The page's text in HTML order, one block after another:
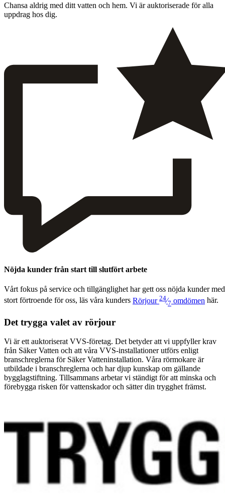
Chansa aldrig med ditt vat­ten och hem. Vi är auk­toris­er­ade för alla
upp­drag hos dig.
Nöjda kunder från start till slutfört arbete
Vårt fokus på ser­vice och till­gäng­lighet har gett oss nöj­da kun­der med
stort förtroende för oss, läs våra kun­ders Rör­jour 24⁄7 omdö­men här.
Det trygga valet av rörjour
Vi är ett auktoriserat VVS-företag. Det betyder att vi uppfyller krav
från Säker Vatten och att våra VVS-installationer utförs enligt
branschreglerna för Säker Vatteninstallation. Våra rörmokare är
utbildade i branschreglerna och har djup kunskap om gällande
bygglagstiftning. Tillsammans arbetar vi ständigt för att minska och
förebygga risken för vattenskador och sätter din trygghet främst.